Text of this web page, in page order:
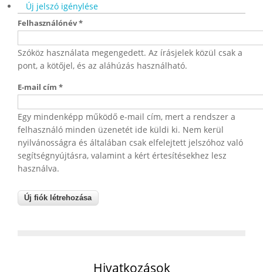
Új jelszó igénylése
Felhasználónév*
Szóköz használata megengedett. Az írásjelek közül csak a
pont, a kötőjel, és az aláhúzás használható.
E-mail cím *
Egy mindenképp működő e-mail cím, mert a rendszer a
felhasználó minden üzenetét ide küldi ki. Nem kerül
nyilvánosságra és általában csak elfelejtett jelszóhoz való
segítségnyújtásra, valamint a kért értesítésekhez lesz
használva.
Hivatkozások